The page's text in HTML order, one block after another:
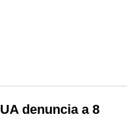
denuncia a 8